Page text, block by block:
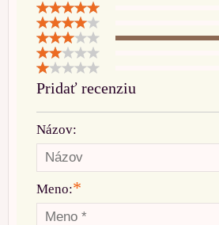
Pridať recenziu
Názov:
Meno:*